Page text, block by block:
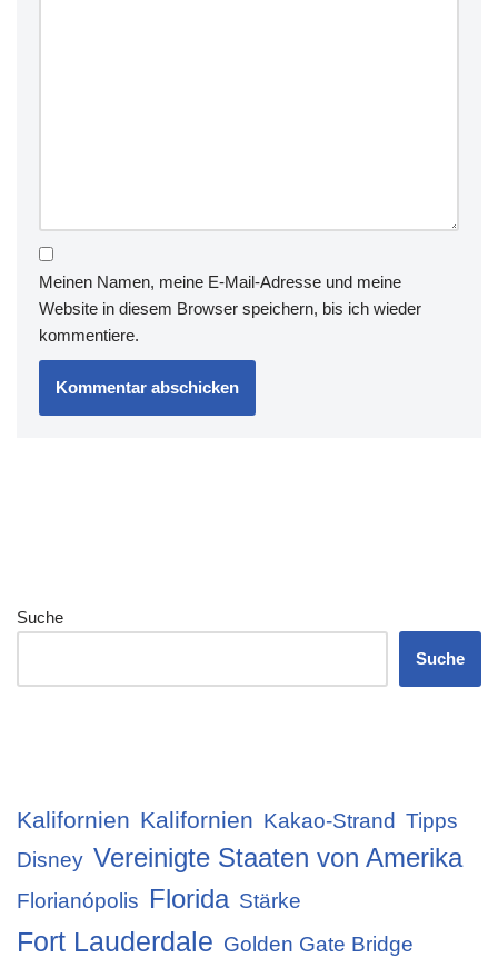
Meinen Namen, meine E-Mail-Adresse und meine
Website in diesem Browser speichern, bis ich wieder
kommentiere.
Suche
Suche
Kalifornien Kalifornien Kakao-Strand Tipps
Disney Vereinigte Staaten von Amerika
Florianópolis Florida Stärke
Fort Lauderdale Golden Gate Bridge